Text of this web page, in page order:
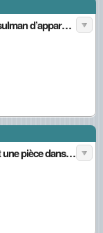
[VIE PRATIQUE] Comment reconnaître le Musulman d’apparence ? #musulmandapparence
Toulouse, Mohamed Merah : Luc Chatel remet une pièce dans le jukebox